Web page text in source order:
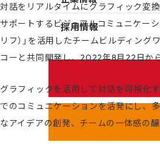
育成体系構築
カスタマイズ研修
サービス紹介動画
企業情報TOP
代表メッセージ
メンバーのご紹介
健康経営の取り組み
採用情報
お問い
対話をリアルタイムにグラフィック変
サポートするビジュアルコミュニケー
リフ）」を活用したチームビルディング
コーと共同開発し、2022年8月22日か
グラフィックを活用して対話を可視化
でのコミュニケーションを活発にし、
なアイデアの創発、チームの一体感の